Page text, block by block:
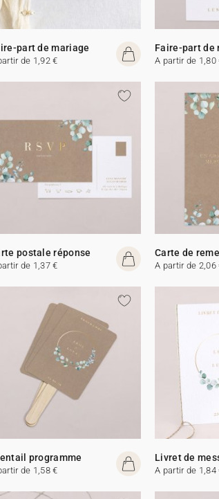
part de mariage
de 1,92 €
Faire-part de
A partir de 1,80
postale réponse
de 1,37 €
Carte de
A partir de 2,06
programme
de 1,58 €
Livret de
A partir de 1,84